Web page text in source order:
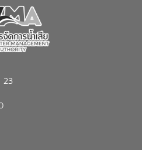
(อจน.) มาผสานกับประสบการณ์และ
เทคโนโลยีโครงข่ายน้ำครบวงจรในพื้นที่ EEC
ของอีสท์ วอเตอร์ เพื่อร่วมกันศึกษา
เทคโนโลยีการปรับปรุงคุณภาพน้ำ (Water
Reuse) และพัฒนารูปแบบการดำเนินงาน
ใช้น้ำที่พุ่งสูงขึ้นจากการขยายตัวของ
การองค์การจัดการน้ำเสีย กล่าวถึงภารกิจ
23